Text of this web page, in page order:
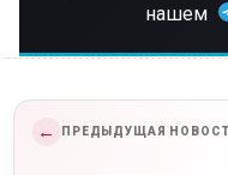
нашем
← ПРЕДЫДУЩАЯ